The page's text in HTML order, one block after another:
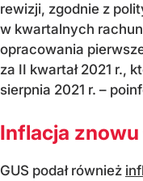
rewizji, zgodnie z
w kwartalnych
opracowania
za II kwartał 2021 r.,
sierpnia 2021 r. –
Inflacja
GUS podał również